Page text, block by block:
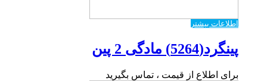
اطلاعات بیشتر
پینگرد(5264) مادگی 2 پین
برای اطلاع از قیمت ، تماس بگیرید